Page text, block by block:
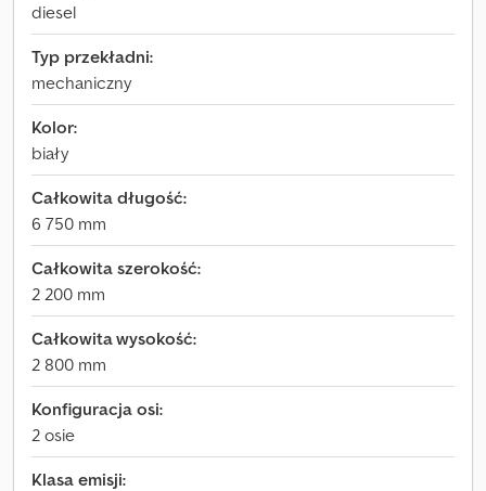
diesel
Typ przekładni:
mechaniczny
Kolor:
biały
Całkowita długość:
6 750 mm
Całkowita szerokość:
2 200 mm
Całkowita wysokość:
2 800 mm
Konfiguracja osi:
2 osie
Klasa emisji: